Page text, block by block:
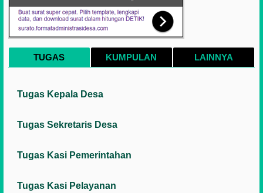
TUGAS KUMPULAN LAINNYA
Tugas Kepala Desa
Tugas Sekretaris Desa
Tugas Kasi Pemerintahan
Tugas Kasi Pelayanan